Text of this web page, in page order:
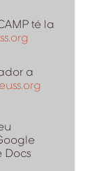
té la
a
Docs